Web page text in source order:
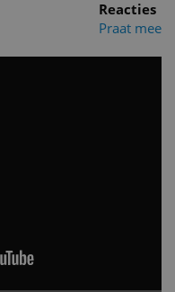
Reacties
Praat mee